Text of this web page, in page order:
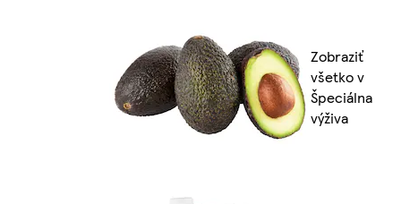
Zobraziť
všetko v
Špeciálna
výživa